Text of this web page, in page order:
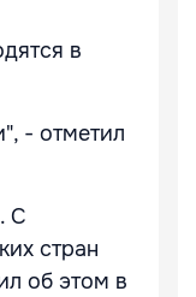
в
- отметил
С
стран
об этом в